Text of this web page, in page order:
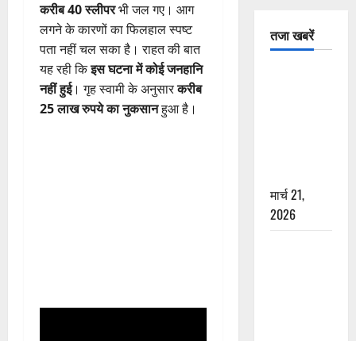
करीब 40 स्लीपरभी जल गए। आग
लगने के कारणों का फिलहाल स्पष्ट
पता नहीं चल सका है। राहत की बात
यह रही किइस घटना में कोई जनहानि
नहीं हुई। गृह स्वामी के अनुसारकरीब
25 लाख रुपये का नुकसानहुआ है।
तजा खबरें
मार्च 21,
2026